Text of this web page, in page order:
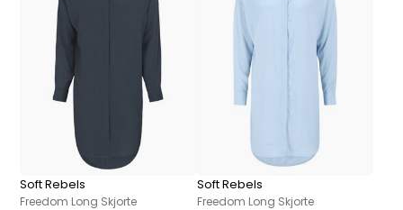
Soft Rebels
Freedom Long Skjorte
Soft Rebels
Freedom Long Skjorte